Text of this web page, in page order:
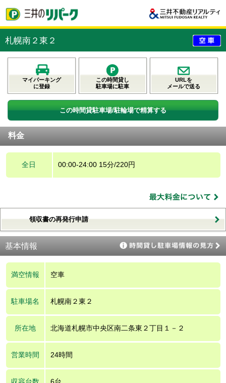
札幌南２東２
マイパーキング
に登録
この時間貸し
駐車場に駐車
URLを
メールで送る
この時間貸駐車場/駐輪場で精算する
料金
全日 00:00-24:00 15分/220円
領収書の再発行申請
基本情報
満空情報 空車
駐車場名 札幌南２東２
所在地 北海道札幌市中央区南二条東２丁目１－２
営業時間 24時間
収容台数 6台